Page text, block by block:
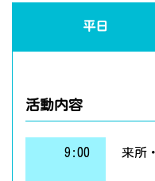
平日
活動内容
9:00 来所